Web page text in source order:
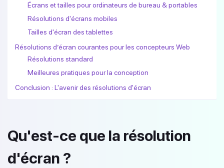
Écrans et tailles pour ordinateurs de bureau & portables
Résolutions d'écrans mobiles
Tailles d'écran des tablettes
Résolutions d’écran courantes pour les concepteurs Web
Résolutions standard
Meilleures pratiques pour la conception
Conclusion : L'avenir des résolutions d'écran
Qu'est-ce que la résolution
d'écran ?